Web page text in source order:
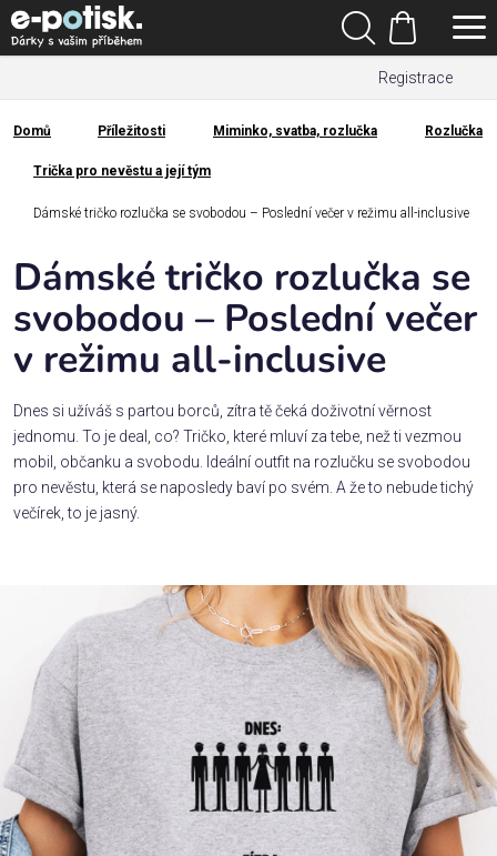
Přejít
na
obsah
Registrace
Hledat
Nákupní
košík
Kategorie
pro
Rodina
/
Láska
Povolání,
zájmy a
sport
Domácnost
Kolekce
Oblečení
Přihlášení
Domů
Domů Příležitosti Miminko, svatba, rozlučka Rozlučka
Trička pro nevěstu a její tým
Dámské tričko rozlučka se svobodou – Poslední večer v režimu all-inclusive
Dámské tričko rozlučka se
svobodou – Poslední večer
v režimu all-inclusive
Dnes si užíváš s partou borců, zítra tě čeká doživotní věrnost
jednomu. To je deal, co? Tričko, které mluví za tebe, než ti vezmou
mobil, občanku a svobodu. Ideální outfit na rozlučku se svobodou
pro nevěstu, která se naposledy baví po svém. A že to nebude tichý
večírek, to je jasný.